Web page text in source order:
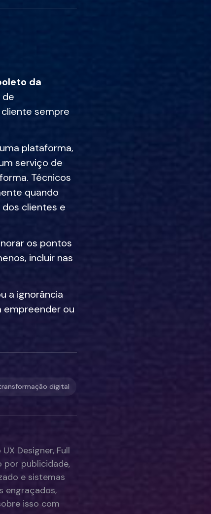
da
de
sempre
plataforma,
serviço de
Técnicos
quando
clientes e
os pontos
incluir nas
a ignorância
empreender ou
digital
Designer, Full
por publicidade,
e sistemas
engraçados,
isso com